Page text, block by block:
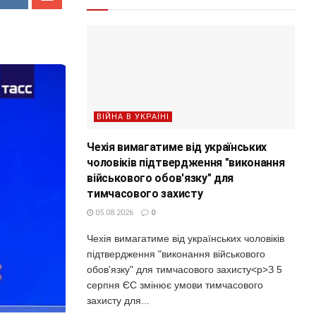
ВІЙНА В УКРАЇНІ
Чехія вимагатиме від українських
чоловіків підтвердження "виконання
військового обов'язку" для
тимчасового захисту
05.08.2026 0
Чехія вимагатиме від українських чоловіків
підтвердження "виконання військового
обов'язку" для тимчасового захисту<p>З 5
серпня ЄС змінює умови тимчасового
захисту для...